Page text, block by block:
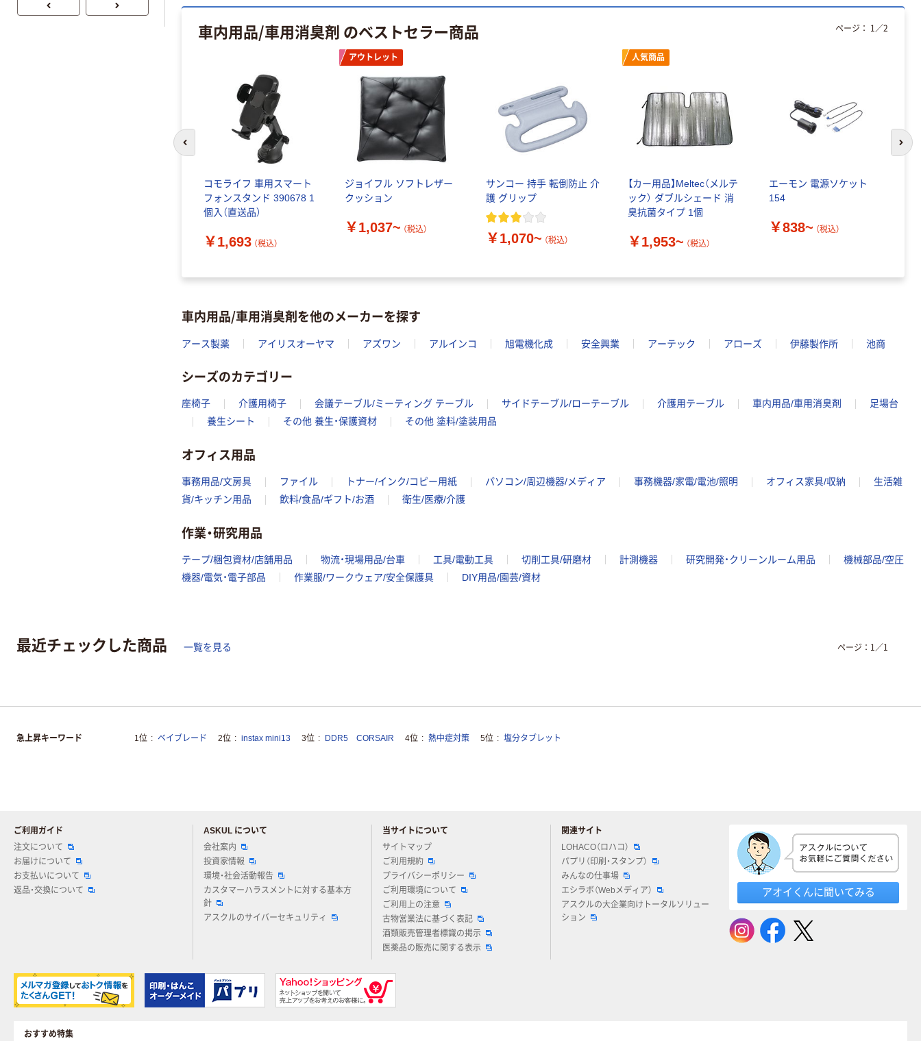
車内用品/車用消臭剤 のベストセラー商品
コモライフ 車用スマート
フォンスタンド 390678 1
個入（直送品）
￥1,693 （税込）
アウトレット
ジョイフル ソフトレザー
クッション
￥1,037~ （税込）
サンコー 持手 転倒防止 介
護 グリップ
￥1,070~ （税込）
人気商品
【カー用品】Meltec（メルテ
ック） ダブルシェード 消
臭抗菌タイプ 1個
￥1,953~ （税込）
エーモン 電源ソケット
154
￥838~ （税込）
ページ： 1 ／2
前のスライドへ 次
車内用品/車用消臭剤を他のメーカーを探す
アース製薬 アイリスオーヤマ アズワン アルインコ 旭電機化成 安全興業 アーテック アローズ 伊藤製作所 池商
シーズのカテゴリー
座椅子 介護用椅子 会議テーブル/ミーティング テーブル サイドテーブル/ローテーブル 介護用テーブル 車内用品/車用消臭剤
足場台
養生シート
その他 養生・保護資材 その他 塗料/塗装用品
オフィス用品
事務用品/文房具 ファイル トナー/インク/コピー用紙 パソコン/周辺機器/メディア 事務機器/家電/電池/照明 オフィス家具/収納
生活雑
貨/キッチン用品
飲料/食品/ギフト/お酒 衛生/医療/介護
作業・研究用品
テープ/梱包資材/店舗用品 物流・現場用品/台車 工具/電動工具 切削工具/研磨材 計測機器 研究開発・クリーンルーム用品
機械部品/空圧
機器/電気・電子部品
作業服/ワークウェア/安全保護具 DIY用品/園芸/資材
最近チェックした商品 一覧を見る ページ： 1 ／1
急上昇キーワード 1位 ベイブレード 2位 instax mini13 3位 DDR5 CORSAIR 4位 熱中症対策 5位 塩分タブレット
ご利用ガイド
注文について
お届けについて
お支払いについて
返品・交換について
ASKUL について
会社案内
投資家情報
環境・社会活動報告
カスタマーハラスメントに対する基本方
針
アスクルのサイバーセキュリティ
当サイトについて
サイトマップ
ご利用規約
プライバシーポリシー
ご利用環境について
ご利用上の注意
古物営業法に基づく表記
酒類販売管理者標識の掲示
医薬品の販売に関する表示
関連サイト
LOHACO（ロハコ）
パプリ（印刷・スタンプ）
みんなの仕事場
エシラボ（Webメディア）
アスクルの大企業向けトータルソリュー
ション
アオイくんに聞いてみる
おすすめ特集